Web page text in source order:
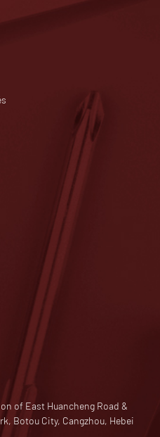
of East Huancheng Road &
Botou City, Cangzhou, Hebei